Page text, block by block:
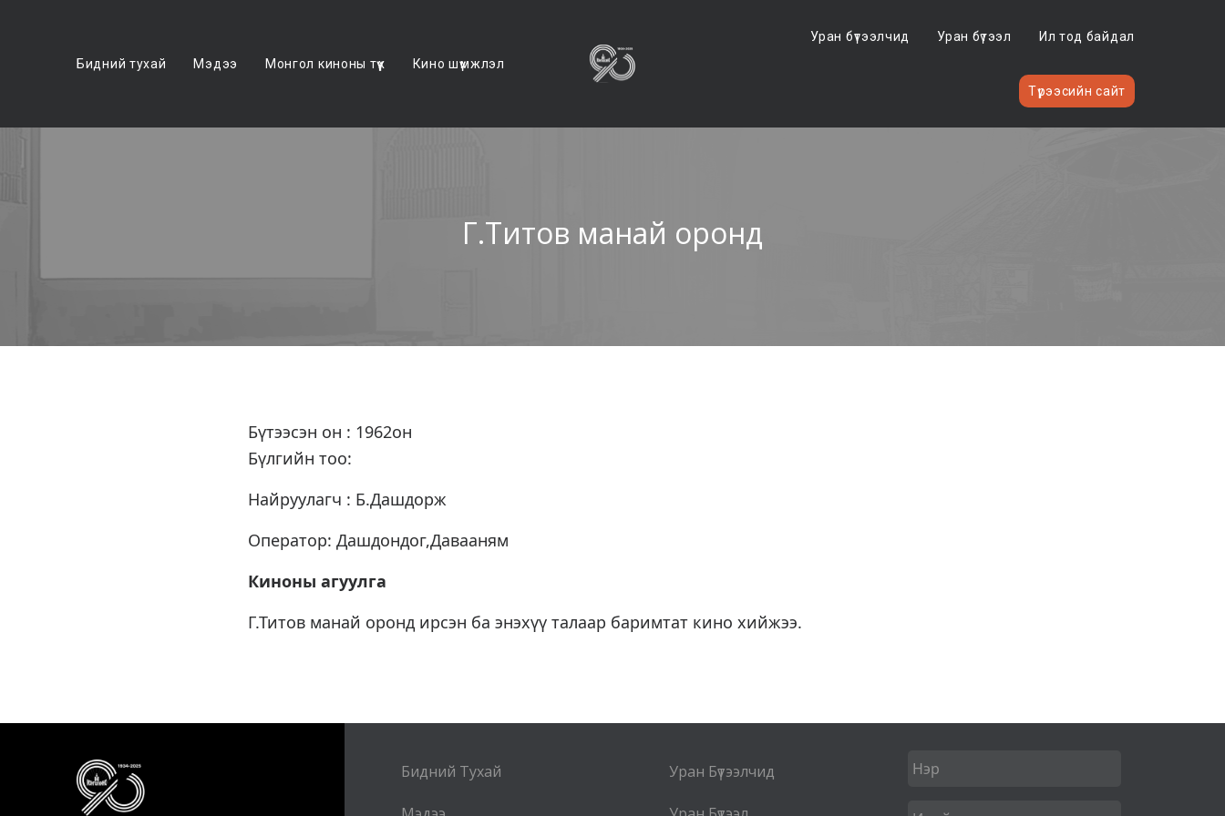
Бидний тухай Мэдээ Монгол киноны түүх Кино шүүмжлэл
Уран бүтээлчид Уран бүтээл Ил тод байдал
Түрээсийн сайт
Г.Титов манай оронд
Бүтээсэн он : 1962он
Бүлгийн тоо:
Найруулагч : Б.Дашдорж
Оператор: Дашдондог,Давааням
Киноны агуулга
Г.Титов манай оронд ирсэн ба энэхүү талаар баримтат кино хийжээ.
Бидний Тухай Уран Бүтээлчид